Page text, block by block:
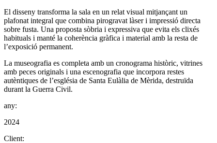
El disseny transforma la sala en un relat visual mitjançant un
plafonat integral que combina pirogravat làser i impressió directa
sobre fusta. Una proposta sòbria i expressiva que evita els clixés
habituals i manté la coherència gràfica i material amb la resta de
l’exposició permanent.
La museografia es completa amb un cronograma històric, vitrines
amb peces originals i una escenografia que incorpora restes
autèntiques de l’església de Santa Eulàlia de Mèrida, destruïda
durant la Guerra Civil.
any:
2024
Client: